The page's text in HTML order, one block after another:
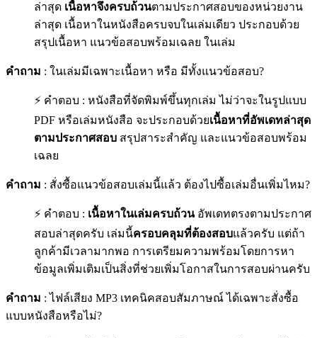
ล่าสุด เนื้อหาจึงครบถ้วนตามประกาศสอบของหน่วยงาน
ล่าสุด เนื้อหาในหนังสือครบจบในเล่มเดียว ประกอบด้วย
สรุปเนื้อหา แนวข้อสอบพร้อมเฉลย ในเล่ม
คำถาม : ในเล่มมีเฉพาะเนื้อหา หรือ มีทั้งแนวข้อสอบ?
⚡ คำตอบ : หนังสือที่จัดพิมพ์ขึ้นทุกเล่ม ไม่ว่าจะในรูปแบบ
PDF หรือเล่มหนังสือ จะประกอบด้วยเนื้อหาที่อัพเดทล่าสุด
ตามประกาศสอบ สรุปสาระสำคัญ และแนวข้อสอบพร้อม
เฉลย
คำถาม : สั่งซื้อแนวข้อสอบเล่มนี้แล้ว ต้องไปซื้อเล่มอื่นเพิ่มไหม?
⚡ คำตอบ : เนื้อหาในเล่มครบถ้วนอัพเดทตรงตามประกาศ
สอบล่าสุดครับ เล่มนี้ครอบคลุมที่ต้องสอบแล้วครับ แต่ถ้า
ลูกค้ามีเวลามากพอ การเตรียมความพร้อมโดยการหา
ข้อมูลเพิ่มเติมเป็นสิ่งที่ช่วยเพิ่มโอกาสในการสอบผ่านครับ
คำถาม : ไฟล์เสียง MP3 เทคนิคสอบสัมภาษณ์ ได้เฉพาะสั่งซื้อ
แบบหนังสือหรือไม่?